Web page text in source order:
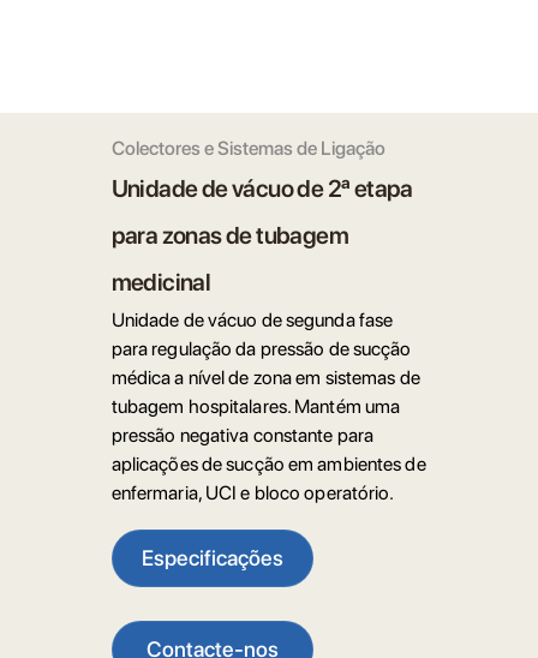
Colectores e Sistemas de Ligação
Unidade de vácuo de 2ª etapa
para zonas de tubagem
medicinal
Unidade de vácuo de segunda fase
para regulação da pressão de sucção
médica a nível de zona em sistemas de
tubagem hospitalares. Mantém uma
pressão negativa constante para
aplicações de sucção em ambientes de
enfermaria, UCI e bloco operatório.
Especificações
Contacte-nos